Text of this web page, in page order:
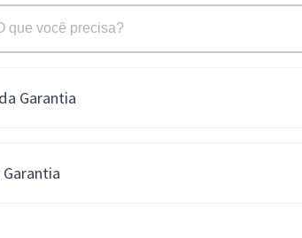
Garantia